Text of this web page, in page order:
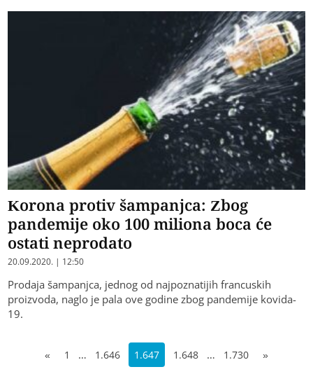
Korona protiv šampanjca: Zbog
pandemije oko 100 miliona boca će
ostati neprodato
20.09.2020. | 12:50
Prodaja šampanjca, jednog od najpoznatijih francuskih
proizvoda, naglo je pala ove godine zbog pandemije kovida-
19.
« 1 … 1.646 1.647 1.648 … 1.730 »